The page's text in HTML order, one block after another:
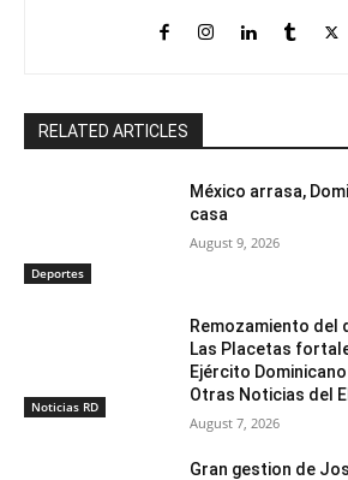
RELATED ARTICLES
Deportes
México arrasa,
casa
August 9, 2026
Noticias RD
Remozamiento del
Las Placetas
Ejército
Otras Noticias del
August 7, 2026
Gran gestion de